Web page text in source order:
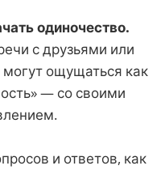
одиночество.
с друзьями или
ощущаться как
— со своими
и ответов, как